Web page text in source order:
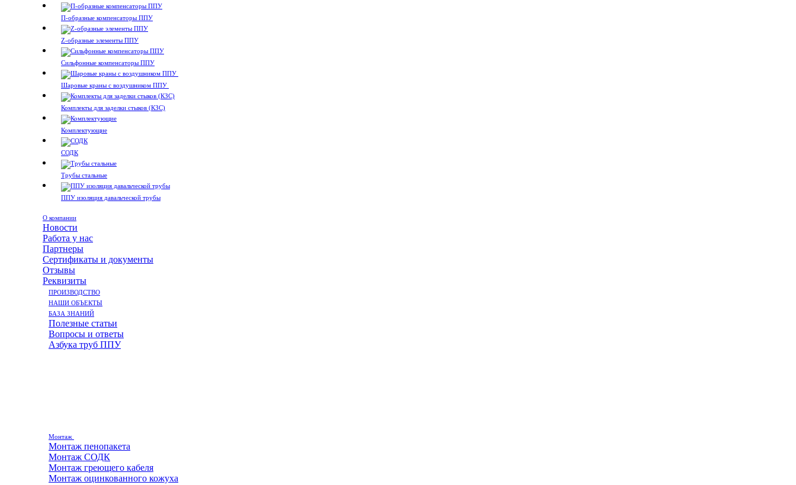
П-образные компенсаторы ППУ
Z-образные элементы ППУ
Сильфонные компенсаторы ППУ
Шаровые краны с воздушником ППУ
Комплекты для заделки стыков (КЗС)
Комплектующие
СОДК
Трубы стальные
ППУ изоляция давальческой трубы
О компании
Новости
Работа у нас
Партнеры
Сертификаты и документы
Отзывы
Реквизиты
ПРОИЗВОДСТВО
НАШИ ОБЪЕКТЫ
БАЗА ЗНАНИЙ
Полезные статьи
Вопросы и ответы
Азбука труб ППУ
Монтаж
Монтаж пенопакета
Монтаж СОДК
Монтаж греющего кабеля
Монтаж оцинкованного кожуха